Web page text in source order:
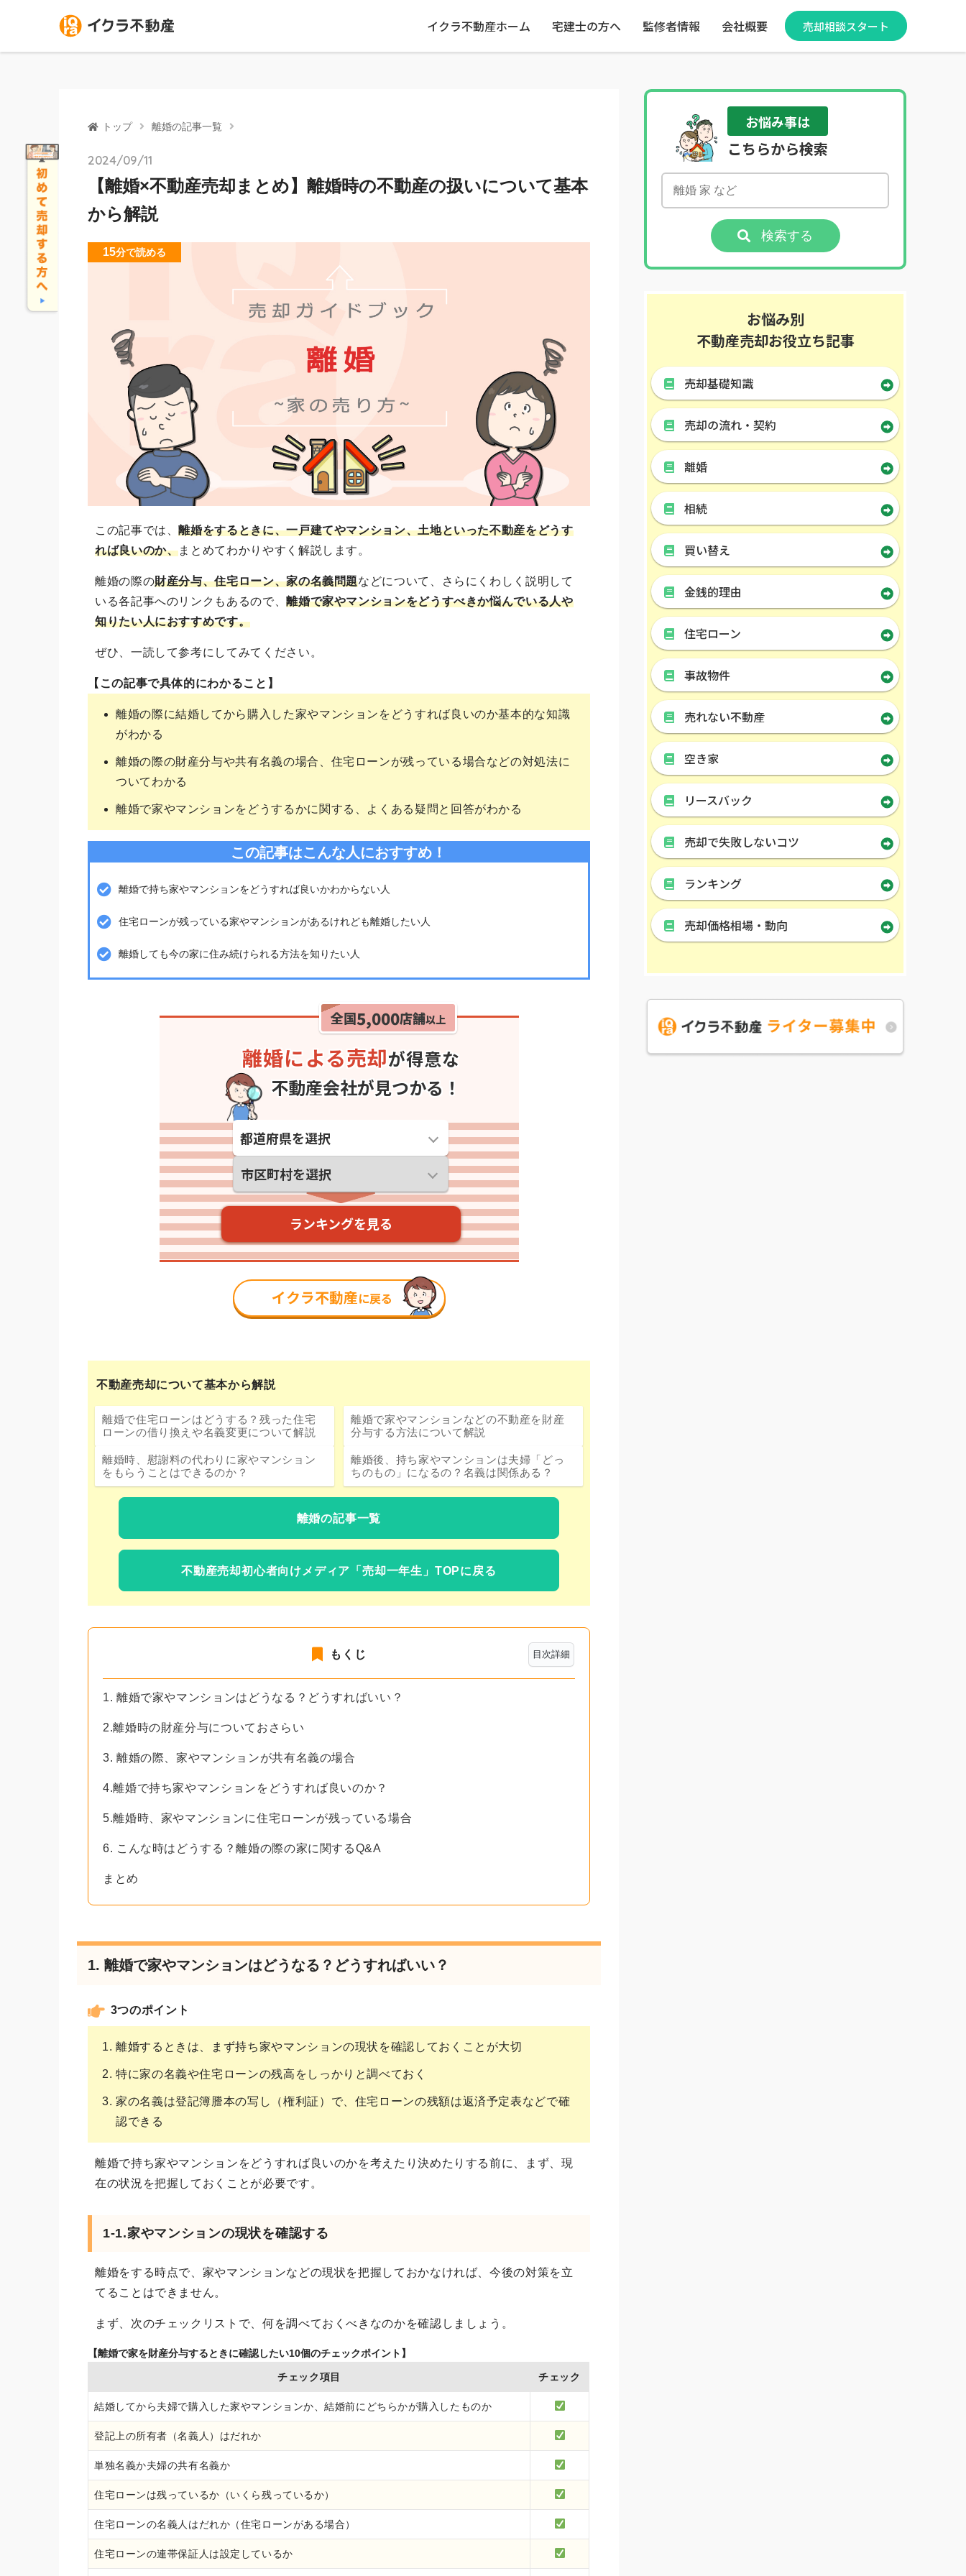
イクラ不動産ホーム 宅建士の方へ 監修者情報 会社概要 売却相談スタート
トップ 離婚の記事一覧
2024/09/11
【離婚×不動産売却まとめ】離婚時の不動産の扱いについて基本
から解説
15分で読める
この記事では、離婚をするときに、一戸建てやマンション、土地といった不動産をどうす
れば良いのか、まとめてわかりやすく解説します。
離婚の際の財産分与、住宅ローン、家の名義問題などについて、さらにくわしく説明して
いる各記事へのリンクもあるので、離婚で家やマンションをどうすべきか悩んでいる人や
知りたい人におすすめです。
ぜひ、一読して参考にしてみてください。
【この記事で具体的にわかること】
離婚の際に結婚してから購入した家やマンションをどうすれば良いのか基本的な知識
がわかる
離婚の際の財産分与や共有名義の場合、住宅ローンが残っている場合などの対処法に
ついてわかる
離婚で家やマンションをどうするかに関する、よくある疑問と回答がわかる
この記事はこんな人におすすめ！
離婚で持ち家やマンションをどうすれば良いかわからない人
住宅ローンが残っている家やマンションがあるけれども離婚したい人
離婚しても今の家に住み続けられる方法を知りたい人
不動産売却について基本から解説
離婚で住宅ローンはどうする？残った住宅
ローンの借り換えや名義変更について解説
離婚で家やマンションなどの不動産を財産
分与する方法について解説
離婚時、慰謝料の代わりに家やマンション
をもらうことはできるのか？
離婚後、持ち家やマンションは夫婦「どっ
ちのもの」になるの？名義は関係ある？
離婚の記事一覧
不動産売却初心者向けメディア 「売却一年生」TOPに戻る
目次詳細
もくじ
1. 離婚で家やマンションはどうなる？どうすればいい？
2.離婚時の財産分与についておさらい
3. 離婚の際、家やマンションが共有名義の場合
4.離婚で持ち家やマンションをどうすれば良いのか？
5.離婚時、家やマンションに住宅ローンが残っている場合
6. こんな時はどうする？離婚の際の家に関するQ&A
まとめ
1. 離婚で家やマンションはどうなる？どうすればいい？
3つのポイント
離婚するときは、まず持ち家やマンションの現状を確認しておくことが大切
特に家の名義や住宅ローンの残高をしっかりと調べておく
家の名義は登記簿謄本の写し（権利証）で、住宅ローンの残額は返済予定表などで確
認できる
離婚で持ち家やマンションをどうすれば良いのかを考えたり決めたりする前に、まず、現
在の状況を把握しておくことが必要です。
1-1.家やマンションの現状を確認する
離婚をする時点で、家やマンションなどの現状を把握しておかなければ、今後の対策を立
てることはできません。
まず、次のチェックリストで、何を調べておくべきなのかを確認しましょう。
【離婚で家を財産分与するときに確認したい10個のチェックポイント】
チェック項目 チェック
結婚してから夫婦で購入した家やマンションか、結婚前にどちらかが購入したものか
登記上の所有者（名義人）はだれか
単独名義か夫婦の共有名義か
住宅ローンは残っているか（いくら残っているか）
住宅ローンの名義人はだれか（住宅ローンがある場合）
住宅ローンの連帯保証人は設定しているか
お悩み事は
こちらから検索
検索する
お悩み別
不動産売却お役立ち記事
売却基礎知識
売却の流れ・契約
離婚
相続
買い替え
金銭的理由
住宅ローン
事故物件
売れない不動産
空き家
リースバック
売却で失敗しないコツ
ランキング
売却価格相場・動向